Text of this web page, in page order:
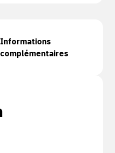
Informations
complémentaires